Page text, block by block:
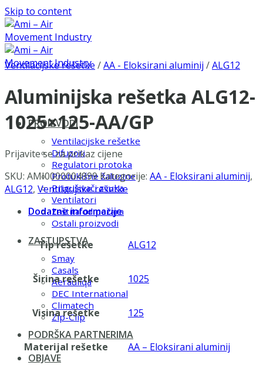
Skip to content
PROIZVODI
Ventilacijske rešetke
Difuzori
Regulatori protoka
Protukišne žaluzine
Prigušivači zvuka
Ventilatori
Zaštita od požara
Ostali proizvodi
ZASTUPSTVA
Smay
Casals
Aerauliqa
DEC International
Climatech
Zip-Clip
PODRŠKA PARTNERIMA
OBJAVE
Ventilacijske rešetke /AA - Eloksirani aluminij /ALG12
Aluminijska rešetka ALG12-
1025×125-AA/GP
Prijavite se za prikaz cijene
SKU: AMI0000004999 Kategorije: AA - Eloksirani aluminij,
ALG12, Ventilacijske rešetke
Dodatne informacije
Tip rešetke ALG12
Širina rešetke 1025
Visina rešetke 125
Materijal rešetke AA – Eloksirani aluminij